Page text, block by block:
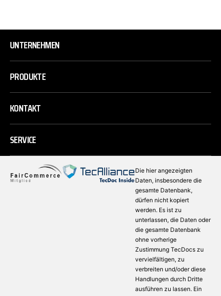
UNTERNEHMEN
PRODUKTE
KONTAKT
SERVICE
Die hier angezeigten
Daten, insbesondere die
gesamte Datenbank,
dürfen nicht kopiert
werden. Es ist zu
unterlassen, die Daten oder
die gesamte Datenbank
ohne vorherige
Zustimmung TecDocs zu
vervielfältigen, zu
verbreiten und/oder diese
Handlungen durch Dritte
ausführen zu lassen. Ein